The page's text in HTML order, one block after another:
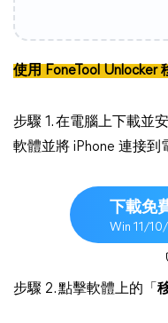
使用 FoneTool Unlocker
步驟 1. 在電腦上下載並
軟體並將 iPhone 連接到
下載免
Win 11/
步驟 2. 點擊軟體上的「